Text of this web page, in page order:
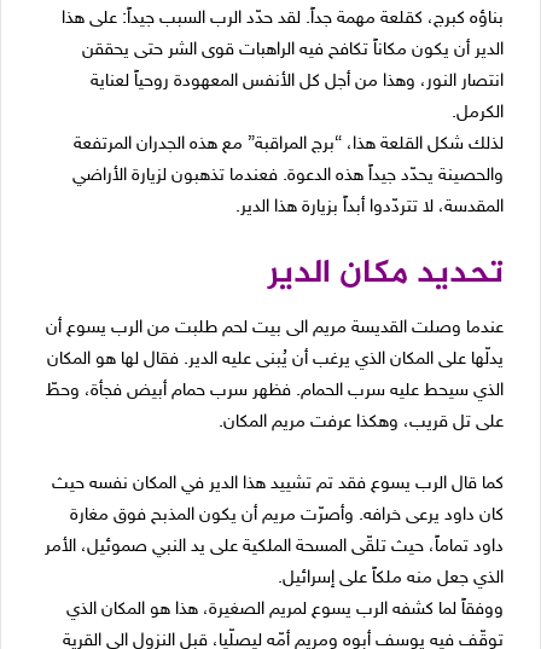
بناؤه كبرج، كقلعة مهمة جداً. لقد حدّد الرب السبب جيداً: على هذا
الدير أن يكون مكاناً تكافح فيه الراهبات قوى الشر حتى يحققن
انتصار النور، وهذا من أجل كل الأنفس المعهودة روحياً لعناية
الكرمل.
لذلك شكل القلعة هذا، “برج المراقبة” مع هذه الجدران المرتفعة
والحصينة يحدّد جيداً هذه الدعوة. فعندما تذهبون لزيارة الأراضي
المقدسة، لا تتردّدوا أبداً بزيارة هذا الدير.
تحديد مكان الدير
عندما وصلت القديسة مريم الى بيت لحم طلبت من الرب يسوع أن
يدلّها على المكان الذي يرغب أن يُبنى عليه الدير. فقال لها هو المكان
الذي سيحط عليه سرب الحمام. فظهر سرب حمام أبيض فجأة، وحطّ
على تل قريب، وهكذا عرفت مريم المكان.
كما قال الرب يسوع فقد تم تشييد هذا الدير في المكان نفسه حيث
كان داود يرعى خرافه. وأصرّت مريم أن يكون المذبح فوق مغارة
داود تماماً، حيث تلقّى المسحة الملكية على يد النبي صموئيل، الأمر
الذي جعل منه ملكاً على إسرائيل.
ووفقاً لما كشفه الرب يسوع لمريم الصغيرة، هذا هو المكان الذي
توقّف فيه يوسف أبوه ومريم أمّه ليصلّيا، قبل النزول الى القرية